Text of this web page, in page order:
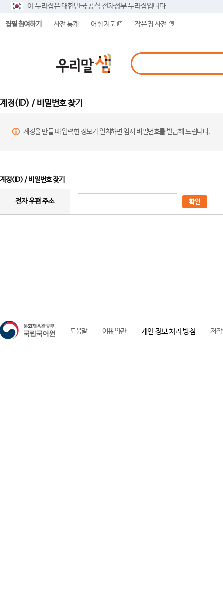
이 누리집은 대한민국 공식 전자정부 누리집입니다.
집필 참여하기 사전 통계 어휘 지도 작은 창 사전
계정(ID) / 비밀번호 찾기
계정을 만들 때 입력한 정보가 일치하면 임시 비밀번호를 발급해 드립니다.
계정(ID) / 비밀번호 찾기
전자 우편 주소 확인
도움말 이용 약관 개인 정보 처리 방침 저